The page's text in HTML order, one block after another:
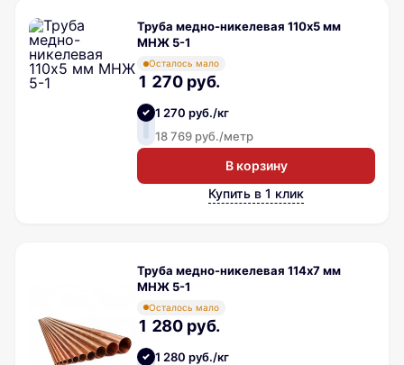
Труба медно-никелевая 110х5 мм
МНЖ 5-1
Осталось мало
1 270 руб.
1 270 руб./кг
18 769 руб./метр
В корзину
Купить в 1 клик
Труба медно-никелевая 114х7 мм
МНЖ 5-1
Осталось мало
1 280 руб.
1 280 руб./кг